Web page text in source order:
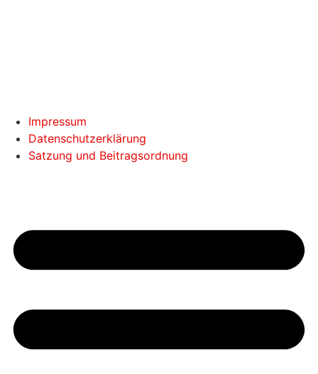
Impressum
Datenschutzerklärung
Satzung und Beitragsordnung